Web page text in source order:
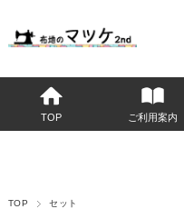
TOP ご利用案内
TOP セット